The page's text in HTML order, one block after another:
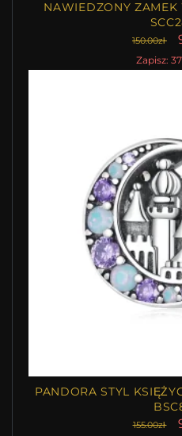
NAWIEDZONY ZAMEK
150.00zł
Zapisz:
PANDORA STYL
155.00zł